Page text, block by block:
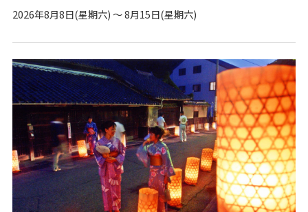
2026年8月8日(星期六) ～ 8月15日(星期六)